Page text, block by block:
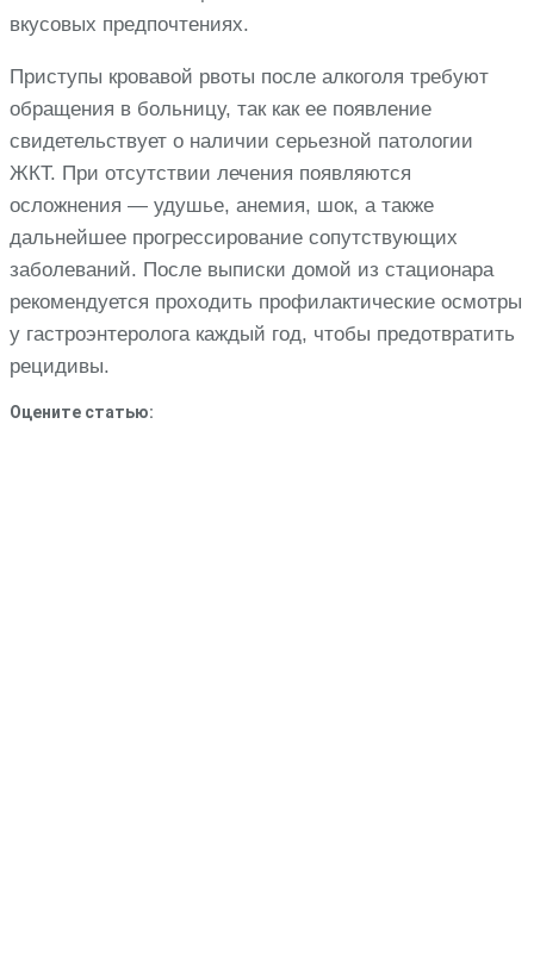
вкусовых предпочтениях.
Приступы кровавой рвоты после алкоголя требуют
обращения в больницу, так как ее появление
свидетельствует о наличии серьезной патологии
ЖКТ. При отсутствии лечения появляются
осложнения — удушье, анемия, шок, а также
дальнейшее прогрессирование сопутствующих
заболеваний. После выписки домой из стационара
рекомендуется проходить профилактические осмотры
у гастроэнтеролога каждый год, чтобы предотвратить
рецидивы.
Оцените статью: